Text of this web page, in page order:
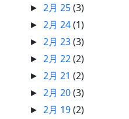
► 2月 25(3)
► 2月 24(1)
► 2月 23(3)
► 2月 22(2)
► 2月 21(2)
► 2月 20(3)
► 2月 19(2)